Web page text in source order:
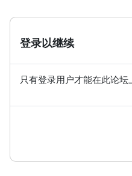
登录以继续
只有登录用户才能在此论坛